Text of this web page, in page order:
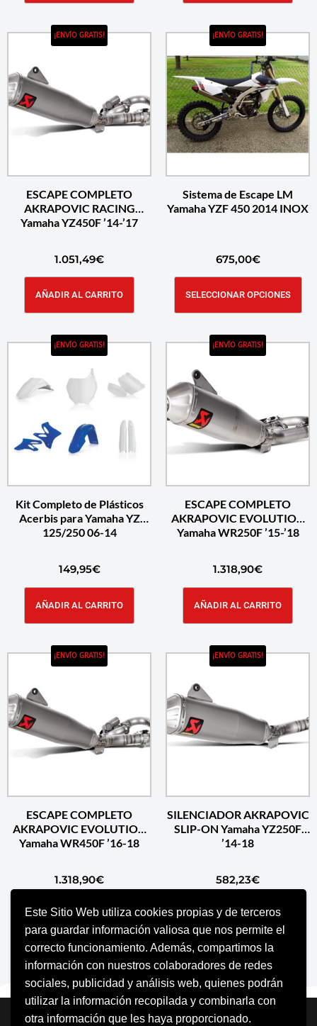
Este Sitio Web utiliza cookies propias y de terceros
para guardar información valiosa que nos permite el
correcto funcionamiento. Además, compartimos la
información con nuestros colaboradores de redes
sociales, publicidad y análisis web, quienes podrán
utilizar la información recopilada y combinarla con
otra información que les haya proporcionado.
¡ENVÍO GRATIS!
ESCAPE COMPLETO
AKRAPOVIC RACING
Yamaha YZ450F ’14-’17
1.051,49€
AÑADIR AL CARRITO
¡ENVÍO GRATIS!
Sistema de Escape LM
Yamaha YZF 450 2014 INOX
675,00€
SELECCIONAR OPCIONES
¡ENVÍO GRATIS!
Kit Completo de Plásticos
Acerbis para Yamaha YZ
125/250 06-14
149,95€
AÑADIR AL CARRITO
¡ENVÍO GRATIS!
ESCAPE COMPLETO
AKRAPOVIC EVOLUTION
Yamaha WR250F ’15-’18
1.318,90€
AÑADIR AL CARRITO
¡ENVÍO GRATIS!
ESCAPE COMPLETO
AKRAPOVIC EVOLUTION
Yamaha WR450F ’16-18
1.318,90€
AÑADIR AL CARRITO
¡ENVÍO GRATIS!
SILENCIADOR AKRAPOVIC
SLIP-ON Yamaha YZ250F
’14-18
582,23€
AÑADIR AL CARRITO
Neve | Funciona gracias a WordPress